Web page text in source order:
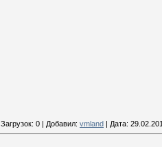
Загрузок: 0 | Добавил: vmland | Дата: